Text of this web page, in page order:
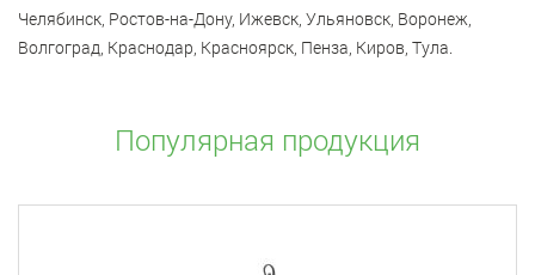
Челябинск, Ростов-на-Дону, Ижевск, Ульяновск, Воронеж,
Волгоград, Краснодар, Красноярск, Пенза, Киров, Тула.
Популярная продукция